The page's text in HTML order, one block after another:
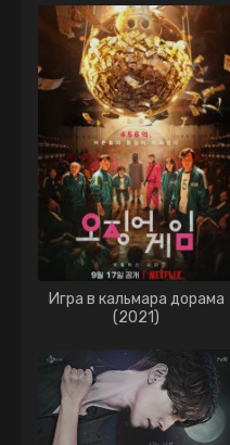
Игра в кальмара дорама
(2021)